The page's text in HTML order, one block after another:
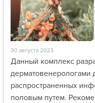
30 августа 2023
Данный комплекс
распространенных
половым путем.